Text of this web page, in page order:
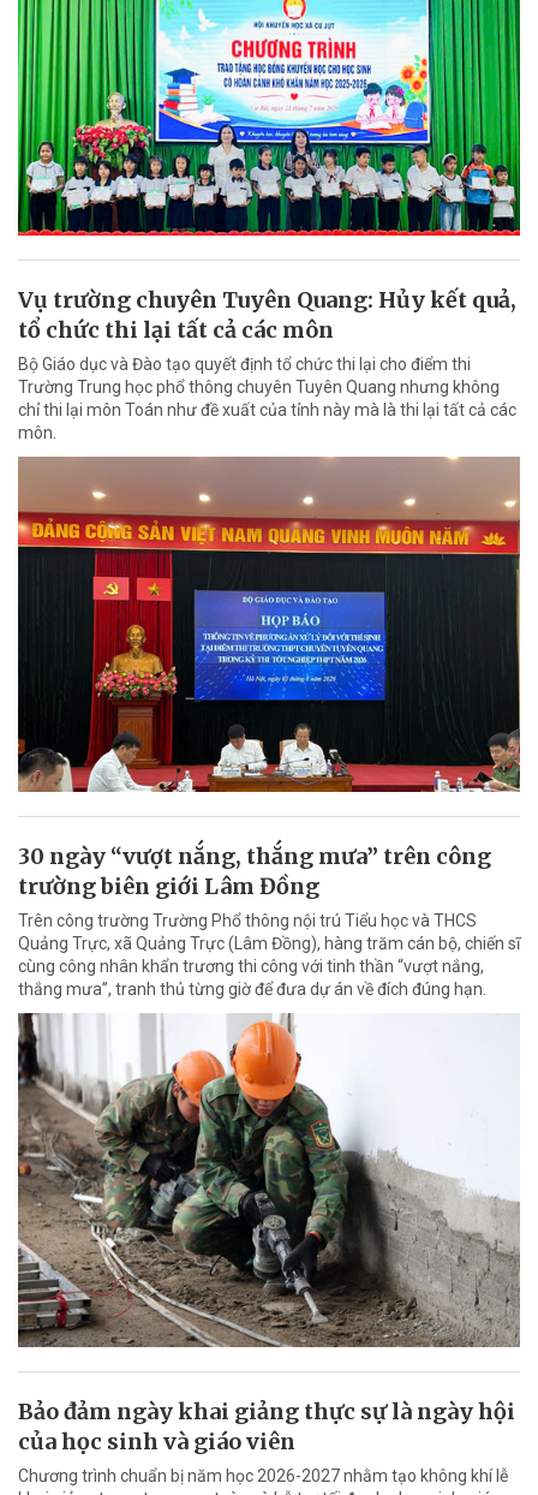
Vụ trường chuyên Tuyên Quang: Hủy kết quả,
tổ chức thi lại tất cả các môn
Bộ Giáo dục và Đào tạo quyết định tổ chức thi lại cho điểm thi
Trường Trung học phổ thông chuyên Tuyên Quang nhưng không
chỉ thi lại môn Toán như đề xuất của tỉnh này mà là thi lại tất cả các
môn.
30 ngày “vượt nắng, thắng mưa” trên công
trường biên giới Lâm Đồng
Trên công trường Trường Phổ thông nội trú Tiểu học và THCS
Quảng Trực, xã Quảng Trực (Lâm Đồng), hàng trăm cán bộ, chiến sĩ
cùng công nhân khẩn trương thi công với tinh thần “vượt nắng,
thắng mưa”, tranh thủ từng giờ để đưa dự án về đích đúng hạn.
Bảo đảm ngày khai giảng thực sự là ngày hội
của học sinh và giáo viên
Chương trình chuẩn bị năm học 2026-2027 nhằm tạo không khí lễ